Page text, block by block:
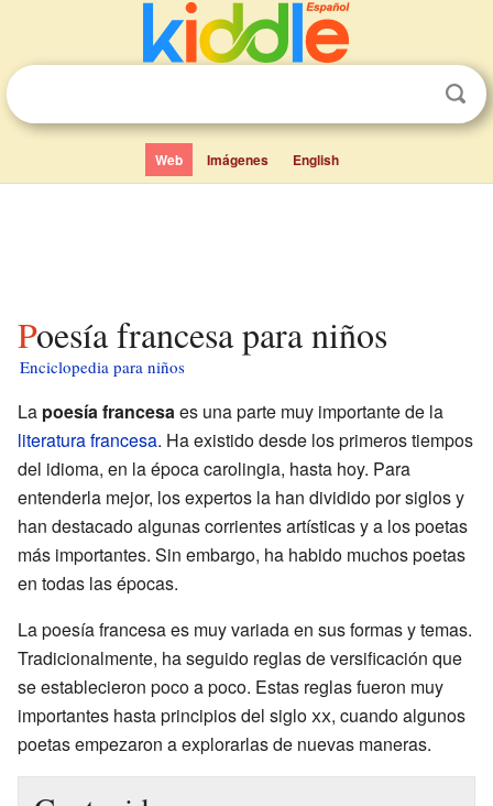
Web Imágenes English
Poesía francesa para niños
Enciclopedia para niños
La poesía francesaes una parte muy importante de la
literatura francesa. Ha existido desde los primeros tiempos
del idioma, en la época carolingia, hasta hoy. Para
entenderla mejor, los expertos la han dividido por siglos y
han destacado algunas corrientes artísticas y a los poetas
más importantes. Sin embargo, ha habido muchos poetas
en todas las épocas.
La poesía francesa es muy variada en sus formas y temas.
Tradicionalmente, ha seguido reglas de versificación que
se establecieron poco a poco. Estas reglas fueron muy
importantes hasta principios del sigloxx, cuando algunos
poetas empezaron a explorarlas de nuevas maneras.